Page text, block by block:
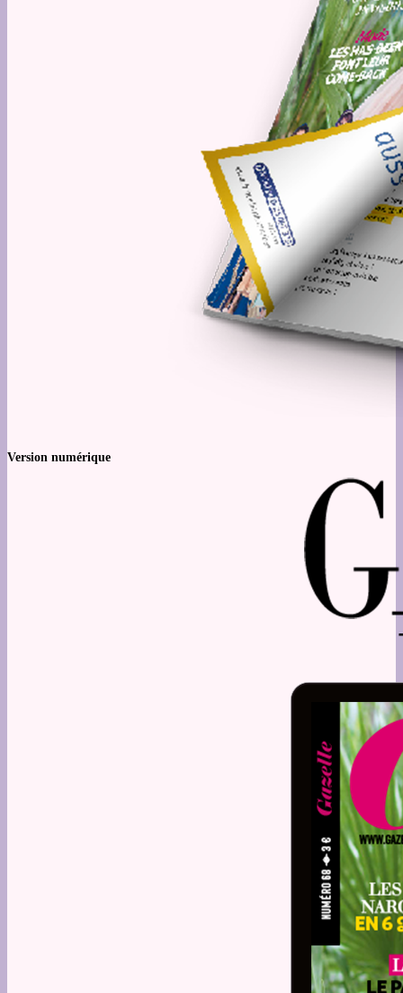
Version numérique